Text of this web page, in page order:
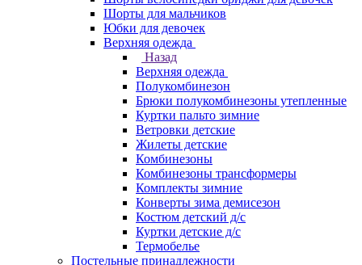
Шорты для мальчиков
Юбки для девочек
Верхняя одежда
Назад
Верхняя одежда
Полукомбинезон
Брюки полукомбинезоны утепленные
Куртки пальто зимние
Ветровки детские
Жилеты детские
Комбинезоны
Комбинезоны трансформеры
Комплекты зимние
Конверты зима демисезон
Костюм детский д/с
Куртки детские д/с
Термобелье
Постельные принадлежности